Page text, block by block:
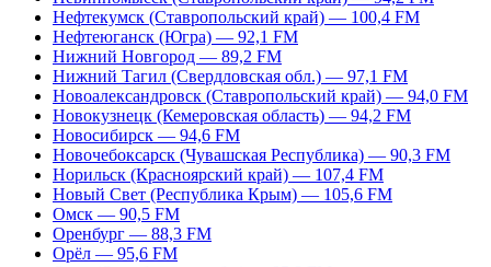
Нефтекумск (Ставропольский край) — 100,4 FM
Нефтеюганск (Югра) — 92,1 FM
Нижний Новгород — 89,2 FM
Нижний Тагил (Свердловская обл.) — 97,1 FM
Новоалександровск (Ставропольский край) — 94,0 FM
Новокузнецк (Кемеровская область) — 94,2 FM
Новосибирск — 94,6 FM
Новочебоксарск (Чувашская Республика) — 90,3 FM
Норильск (Красноярский край) — 107,4 FM
Новый Свет (Республика Крым) — 105,6 FM
Омск — 90,5 FM
Оренбург — 88,3 FM
Орёл — 95,6 FM